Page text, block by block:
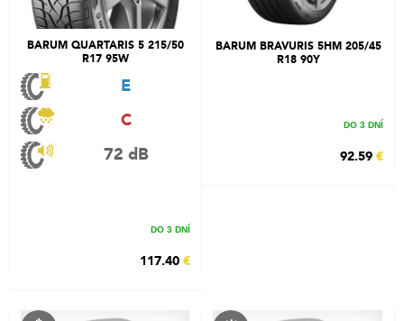
BARUM QUARTARIS 5 215/50
R17 95W
E
C
72 dB
DO 3 DNÍ
117.40 €
BARUM BRAVURIS 5HM 205/45
R18 90Y
DO 3 DNÍ
92.59 €